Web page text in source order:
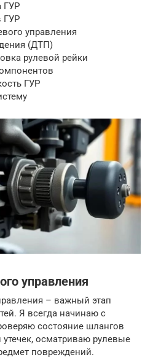
ГУР
ГУР
управления
(ДТП)
рулевой рейки
ГУР
управления
– важный этап
Я всегда начинаю с
состояние шлангов
осматриваю рулевые
повреждений.